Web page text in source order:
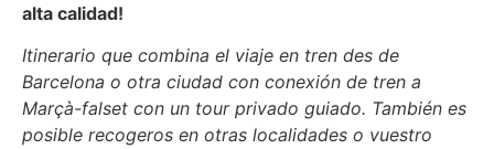
alta calidad!
Itinerario que combina el viaje en tren des de
Barcelona o otra ciudad con conexión de tren a
Marçà-falset con un tour privado guiado. También es
posible recogeros en otras localidades o vuestro